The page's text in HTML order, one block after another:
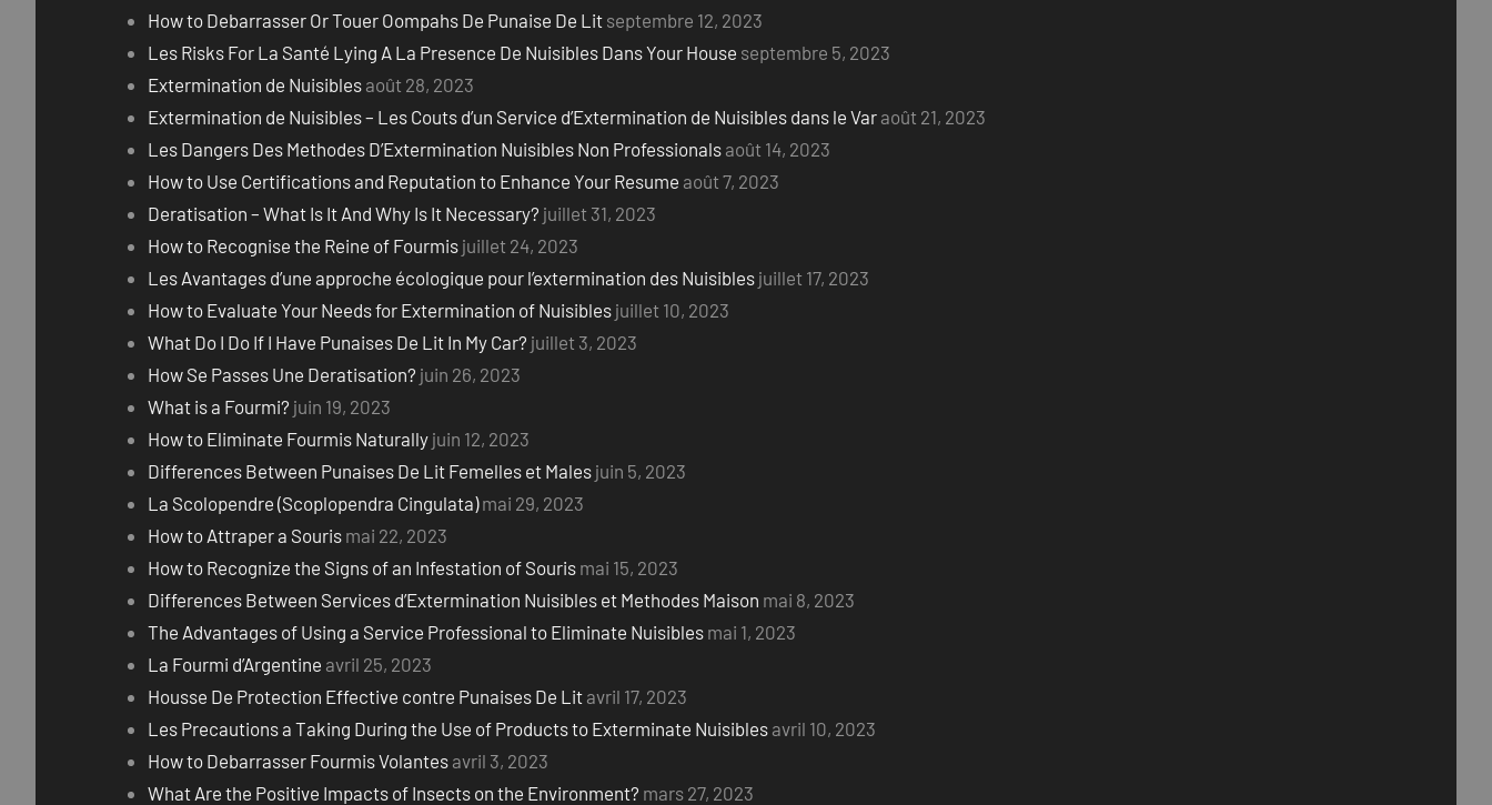
How to Debarrasser Or Touer Oompahs De Punaise De Lit septembre 12, 2023
Les Risks For La Santé Lying A La Presence De Nuisibles Dans Your House septembre 5, 2023
Extermination de Nuisibles août 28, 2023
Extermination de Nuisibles – Les Couts d’un Service d’Extermination de Nuisibles dans le Var août 21, 2023
Les Dangers Des Methodes D’Extermination Nuisibles Non Professionals août 14, 2023
How to Use Certifications and Reputation to Enhance Your Resume août 7, 2023
Deratisation – What Is It And Why Is It Necessary? juillet 31, 2023
How to Recognise the Reine of Fourmis juillet 24, 2023
Les Avantages d’une approche écologique pour l’extermination des Nuisibles juillet 17, 2023
How to Evaluate Your Needs for Extermination of Nuisibles juillet 10, 2023
What Do I Do If I Have Punaises De Lit In My Car? juillet 3, 2023
How Se Passes Une Deratisation? juin 26, 2023
What is a Fourmi? juin 19, 2023
How to Eliminate Fourmis Naturally juin 12, 2023
Differences Between Punaises De Lit Femelles et Males juin 5, 2023
La Scolopendre (Scoplopendra Cingulata)mai 29, 2023
How to Attraper a Souris mai 22, 2023
How to Recognize the Signs of an Infestation of Souris mai 15, 2023
Differences Between Services d’Extermination Nuisibles et Methodes Maison mai 8, 2023
The Advantages of Using a Service Professional to Eliminate Nuisibles mai 1, 2023
La Fourmi d’Argentine avril 25, 2023
Housse De Protection Effective contre Punaises De Lit avril 17, 2023
Les Precautions a Taking During the Use of Products to Exterminate Nuisibles avril 10, 2023
How to Debarrasser Fourmis Volantes avril 3, 2023
What Are the Positive Impacts of Insects on the Environment? mars 27, 2023